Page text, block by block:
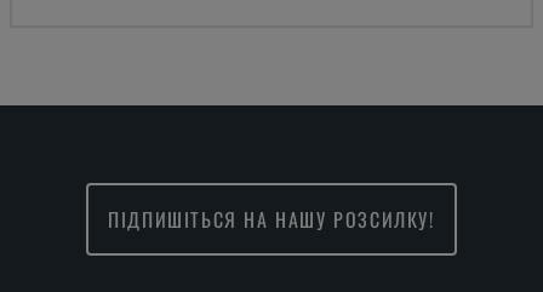
ПІДПИШІТЬСЯ НА НАШУ РОЗСИЛКУ!